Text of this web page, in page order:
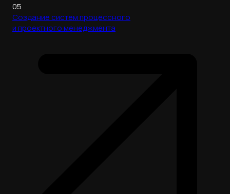
05
Создание систем процессного
и проектного менеджмента